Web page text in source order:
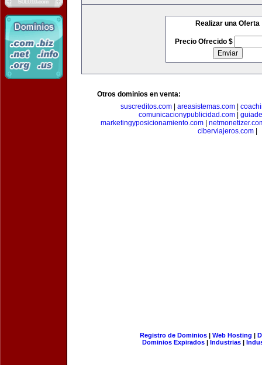
Realizar una Oferta
Precio Ofrecido $
Otros dominios en venta:
suscreditos.com
areasistemas.com
comunicacionypublicidad.com
marketingyposicionamiento.com|
ciberviajeros.com
Registro de Dominios| Web Hosting |
Dominios Expirados | Industrias |